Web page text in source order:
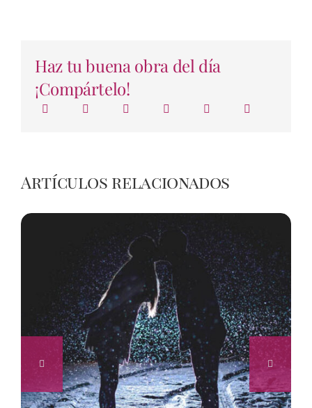
Haz tu buena obra del día
¡Compártelo!
Artículos relacionados